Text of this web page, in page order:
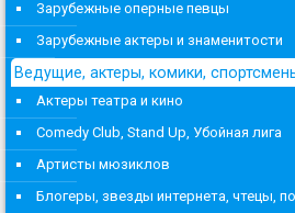
Зарубежные оперные певцы
Зарубежные актеры и знаменитости
Ведущие, актеры, комики,
Актеры театра и кино
Comedy Club, Stand Up, Убойная лига
Артисты мюзиклов
Блогеры, звезды интернета, чтецы,